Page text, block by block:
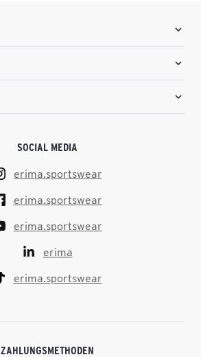
SOCIAL MEDIA
erima.sportswear
erima.sportswear
erima.sportswear
erima
erima.sportswear
ZAHLUNGSMETHODEN